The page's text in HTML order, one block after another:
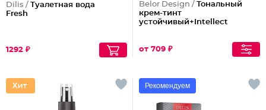
Dilis / Туалетная вода
Fresh
1292 ₽
Belor Design / Тональный
крем-тинт
устойчивый+Intellect
от 709 ₽
Рекомендуем